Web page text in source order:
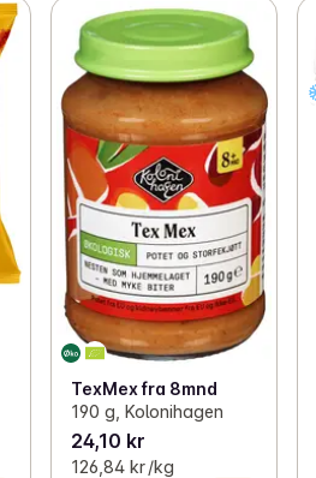
TexMex fra 8mnd
190 g, Kolonihagen
24,10 kr
126,84 kr /kg